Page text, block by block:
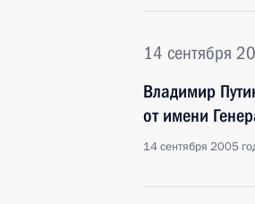
14 сентября
Владимир
от имени
14 сентября 2005